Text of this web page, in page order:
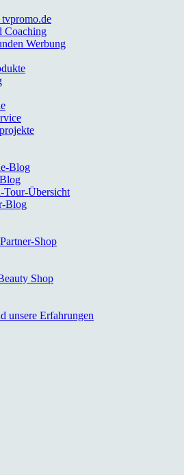
Coaching
Werbung
Blog
Tour-Übersicht
Blog
Shop
Shop
unsere Erfahrungen